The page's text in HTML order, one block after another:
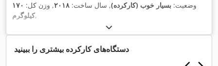
وضعیت: بسیار خوب (کارکرده), سال ساخت: ۲۰۱۸, وزن کل: ۱۷۰
کیلوگرم,
دستگاه‌های کارکرده بیشتری را ببینید